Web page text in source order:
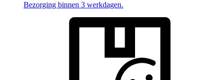
Bezorging binnen 3 werkdagen.